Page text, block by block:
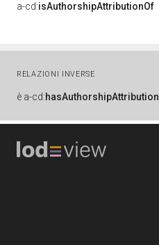
a-cd:isAuthorshipAttributionOf
RELAZIONI INVERSE
è a-cd:hasAuthorshipAttribution